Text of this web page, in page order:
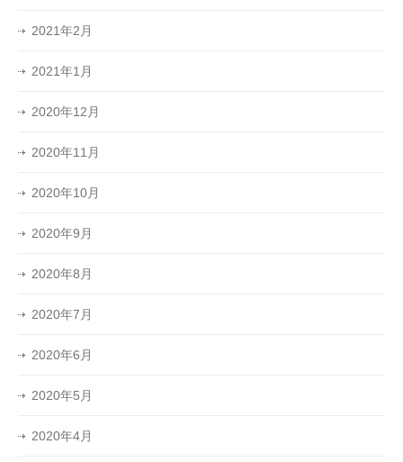
2021年2月
2021年1月
2020年12月
2020年11月
2020年10月
2020年9月
2020年8月
2020年7月
2020年6月
2020年5月
2020年4月